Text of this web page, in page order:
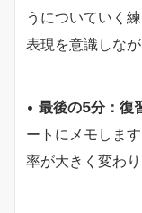
うについていく
表現を意識しな
• 最後の5分：復
ートにメモしま
率が大きく変わり